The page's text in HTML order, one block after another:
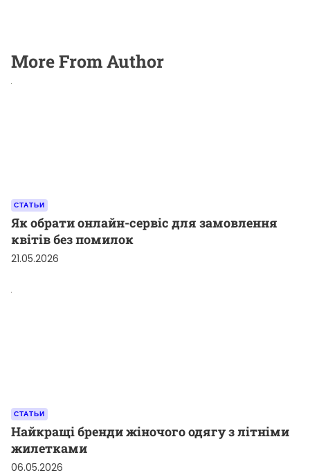
More From Author
СТАТЬИ
Як обрати онлайн-сервіс для замовлення
квітів без помилок
21.05.2026
СТАТЬИ
Найкращі бренди жіночого одягу з літніми
жилетками
06.05.2026